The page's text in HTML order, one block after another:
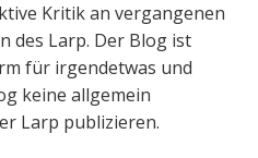
Kritik an vergangenen
des Larp. Der Blog ist
für irgendetwas und
keine allgemein
Larp publizieren.